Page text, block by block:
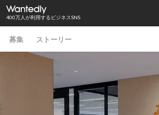
400万人が利用するビジネスSNS
募集 ストーリー